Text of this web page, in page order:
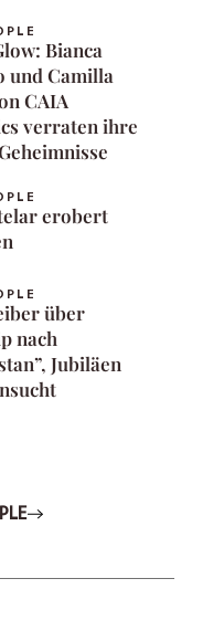
Bianca
und Camilla
CAIA
verraten ihre
erobert
über
nach
Jubiläen